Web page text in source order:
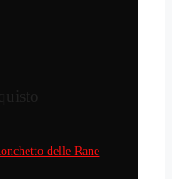
delle Rane